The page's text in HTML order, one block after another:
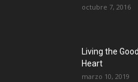
octubre 7, 2016
Living the
Heart
marzo 10, 2019